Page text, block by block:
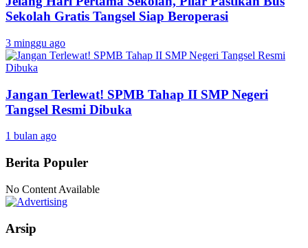
Sekolah Gratis Tangsel Siap Beroperasi
3 minggu ago
Jangan Terlewat! SPMB Tahap II SMP Negeri
Tangsel Resmi Dibuka
1 bulan ago
Berita Populer
No Content Available
Arsip